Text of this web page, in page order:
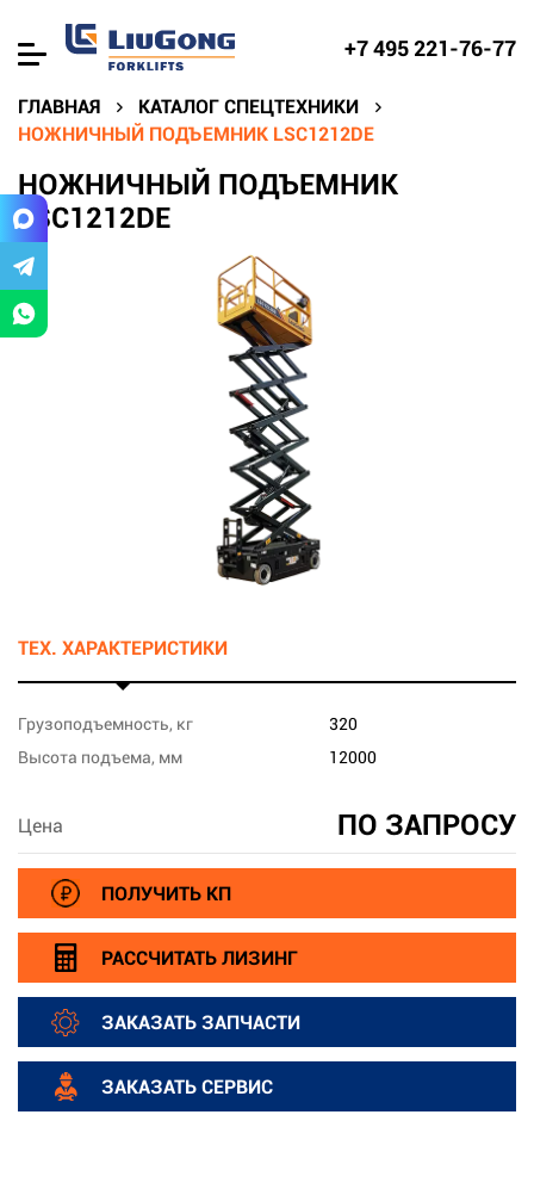
+7 495 221-76-77
ГЛАВНАЯ
КАТАЛОГ СПЕЦТЕХНИКИ
НОЖНИЧНЫЙ ПОДЪЕМНИК LSC1212DE
НОЖНИЧНЫЙ ПОДЪЕМНИК
LSC1212DE
ТЕХ. ХАРАКТЕРИСТИКИ
Грузоподъемность, кг
320
Высота подъема, мм
12000
Цена ПО ЗАПРОСУ
ПОЛУЧИТЬ КП
РАССЧИТАТЬ ЛИЗИНГ
ЗАКАЗАТЬ ЗАПЧАСТИ
ЗАКАЗАТЬ СЕРВИС